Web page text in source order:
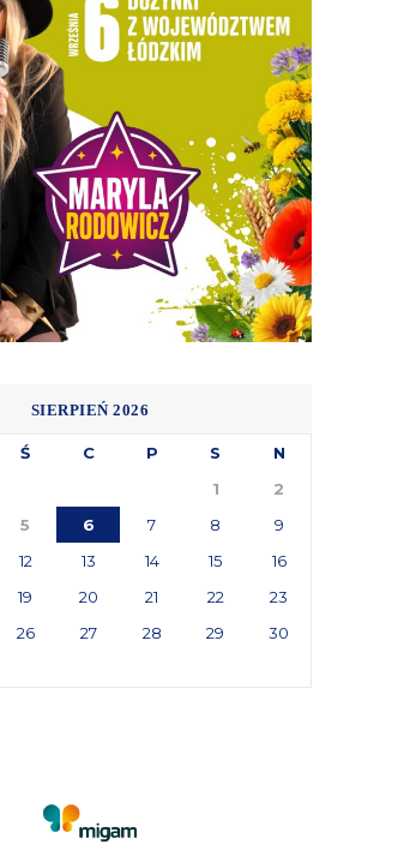
SIERPIEŃ 2026
Ś C P S
N
1
2
5 6 7 8
9
12 13 14 15
16
19 20 21 22
23
26 27 28 29
30